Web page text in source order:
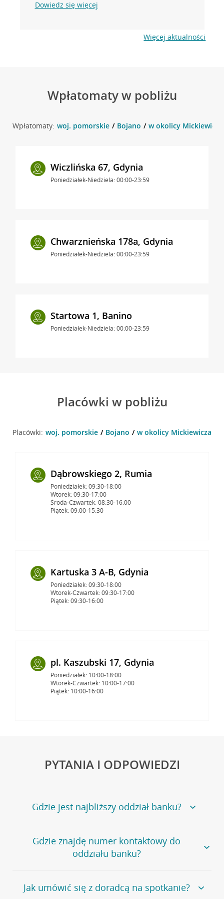
Dowiedz się więcej
Więcej aktualności
Wpłatomaty w pobliżu
Wpłatomaty: woj. pomorskie Bojano w okolicy
Wiczlińska 67, Gdynia
Poniedziałek-Niedziela: 00:00-23:59
Chwarznieńska 178a, Gdynia
Poniedziałek-Niedziela: 00:00-23:59
Startowa 1, Banino
Poniedziałek-Niedziela: 00:00-23:59
Placówki w pobliżu
Placówki: woj. pomorskie Bojano w okolicy Mickiewicza 1 ,
Dąbrowskiego 2, Rumia
Poniedziałek: 09:30-18:00
Wtorek: 09:30-17:00
Środa-Czwartek: 08:30-16:00
Piątek: 09:00-15:30
Kartuska 3 A-B, Gdynia
Poniedziałek: 09:30-18:00
Wtorek-Czwartek: 09:30-17:00
Piątek: 09:30-16:00
pl. Kaszubski 17, Gdynia
Poniedziałek: 10:00-18:00
Wtorek-Czwartek: 10:00-17:00
Piątek: 10:00-16:00
PYTANIA I ODPOWIEDZI
Gdzie jest najbliższy oddział banku?
Jeśli szukasz oddziału naszego banku, zapraszamy na
stronęPlacówki i bankomaty, na której znajduje się
wygodna wyszukiwarka.
oddziałów
Gdzie znajdę numer kontaktowy do
oddziału banku?
Bank Credit Agricole nie udostępnia ogólnego numeru
telefonu do placówki bankowej.
Jak umówić się z doradcą na spotkanie?